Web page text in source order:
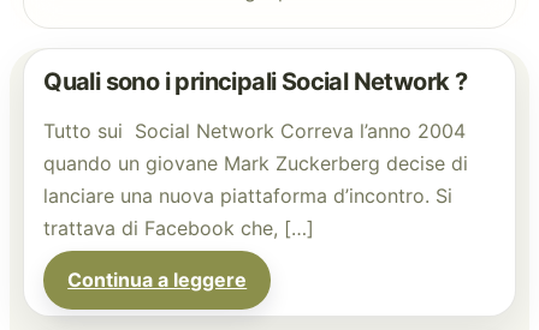
Quali sono i principali Social Network ?
Tutto sui Social Network Correva l’anno 2004
quando un giovane Mark Zuckerberg decise di
lanciare una nuova piattaforma d’incontro. Si
trattava di Facebook che, […]
Continua a leggere